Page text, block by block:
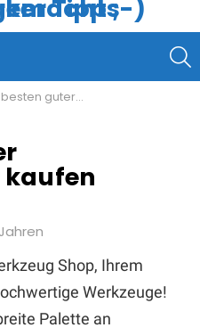
guter winkelschleifer kaufen
Shop, Ihrem
Werkzeuge!
Palette an